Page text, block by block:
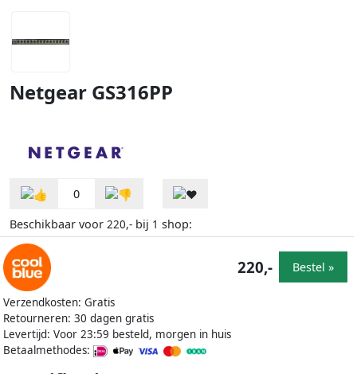
Netgear GS316PP
0
Beschikbaar voor 220,- bij 1 shop:
Verzendkosten: Gratis
Retourneren: 30 dagen gratis
Levertijd: Voor 23:59 besteld, morgen in huis
Betaalmethodes:
220,- Bestel »